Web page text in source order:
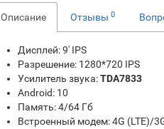
Описание Отзывы 0
Дисплей: 9' IPS
Разрешение: 1280*720 IPS
Усилитель звука:TDA7833
Android: 10
Память: 4/64 Гб
Встроенный модем: 4G (LTE)/